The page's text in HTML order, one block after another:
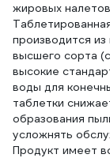
жировых
производится
высшего сорта
высокие
воды для
таблетки
образования
усложнять
Продукт имеет